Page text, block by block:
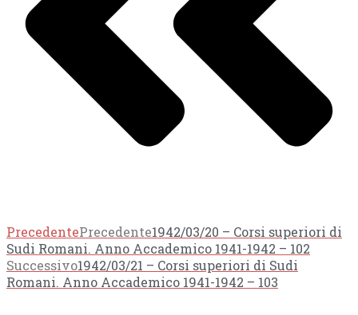
PrecedentePrecedente1942/03/20 – Corsi superiori di
Sudi Romani. Anno Accademico 1941-1942 – 102
Successivo1942/03/21 – Corsi superiori di Sudi
Romani. Anno Accademico 1941-1942 – 103